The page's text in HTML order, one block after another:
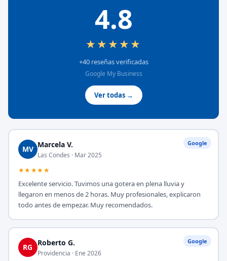
4.8
★★★★★
+40 reseñas verificadas
Google My Business
Ver todas →
Google
MV Marcela V.
Las Condes · Mar 2025
★★★★★
Excelente servicio. Tuvimos una gotera en plena lluvia y
llegaron en menos de 2 horas. Muy profesionales, explicaron
todo antes de empezar. Muy recomendados.
Google
RG Roberto G.
Providencia · Ene 2026